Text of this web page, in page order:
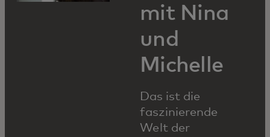
mit Nina
und
Michelle
Das ist die
faszinierende
Welt der